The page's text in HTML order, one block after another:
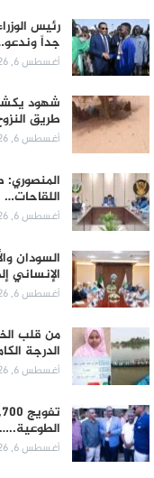
رئيس
جداً
أغسطس 6, 2026
طريق
أغسطس 6, 2026
المنصوري:
اللقاحات…
أغسطس 6, 2026
السودان
الإنساني
أغسطس 6, 2026
من قلب
الدرجة
أغسطس 6, 2026
الطوعية..…
أغسطس 6, 2026